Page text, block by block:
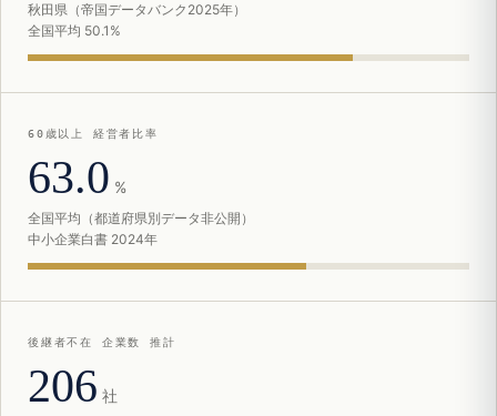
秋田県（帝国データバンク2025年）
全国平均 50.1%
60歳以上 経営者比率
63.0 %
全国平均（都道府県別データ非公開）
中小企業白書 2024年
後継者不在 企業数 推計
206 社